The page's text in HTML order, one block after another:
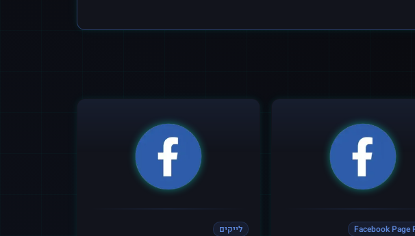
Facebook Page לייקים